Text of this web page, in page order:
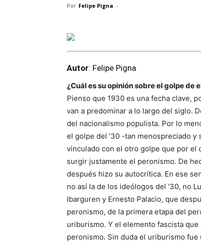
Por Felipe Pigna -
Autor: Felipe Pigna
¿Cuál es su opinión sobre el golpe de
Pienso que 1930 es una fecha clave,
van a predominar a lo largo del siglo.
del nacionalismo populista. Por lo
el golpe del ’30 -tan menospreciado
vinculado con el otro golpe que por el
surgir justamente el peronismo. De
después hizo su autocrítica. En ese
no así la de los ideólogos del ’30, no
Ibarguren y Ernesto Palacio, que
peronismo, de la primera etapa del
uriburismo. Y el elemento fascista
peronismo. Sin duda el uriburismo